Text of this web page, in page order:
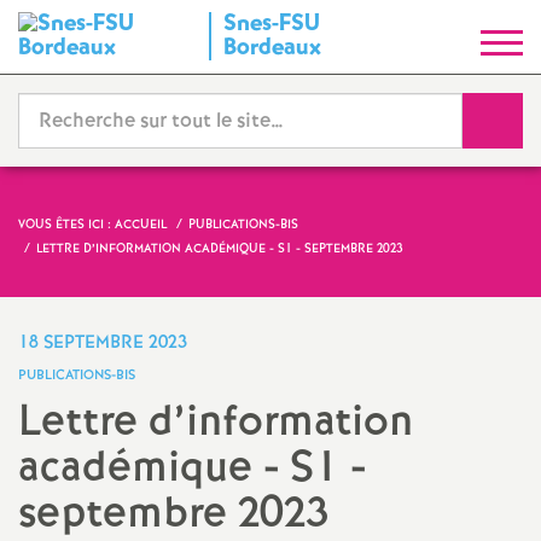
Snes-FSU
Bordeaux
y
n
d
i
a
VOUS ÊTES ICI : ACCUEIL
PUBLICATIONS-BIS
LETTRE D’INFORMATION ACADÉMIQUE - S1 - SEPTEMBRE 2023
18 SEPTEMBRE 2023
PUBLICATIONS-BIS
Lettre d’information
académique - S1 -
septembre 2023